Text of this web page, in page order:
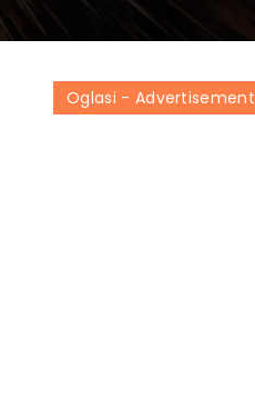
Oglasi - Advertisement